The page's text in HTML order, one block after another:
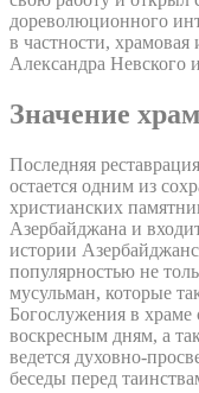
дореволюционного
в частности, храмовая
Александра Невского
Значение
Последняя
остается одним из
христианских
Азербайджана и
истории
популярностью не
мусульман, которые
Богослужения в
воскресным дням, а
ведется духовно-
беседы перед